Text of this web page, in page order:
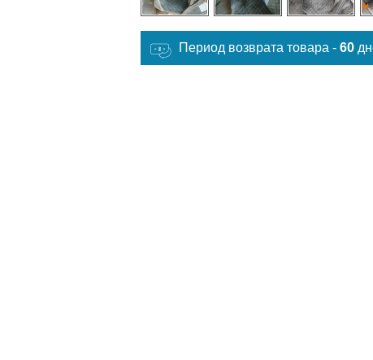
Период возврата товара - 60